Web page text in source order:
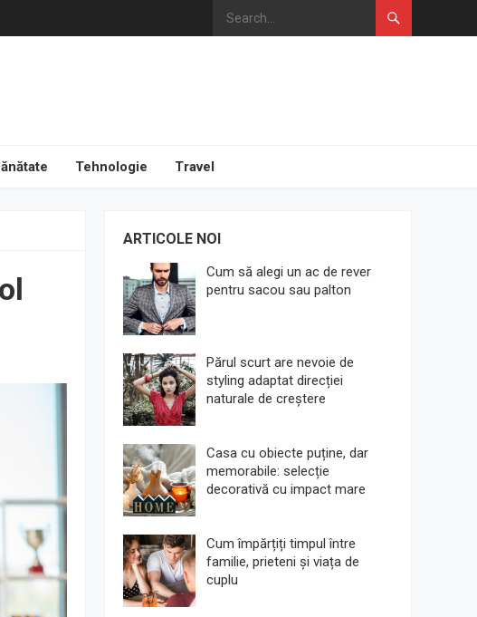
Tehnologie Travel
ARTICOLE NOI
Cum să alegi un ac de rever
pentru sacou sau palton
Părul scurt are nevoie de
styling adaptat direcției
naturale de creștere
Casa cu obiecte puține, dar
memorabile: selecție
decorativă cu impact mare
Cum împărțiți timpul între
familie, prieteni și viața de
cuplu